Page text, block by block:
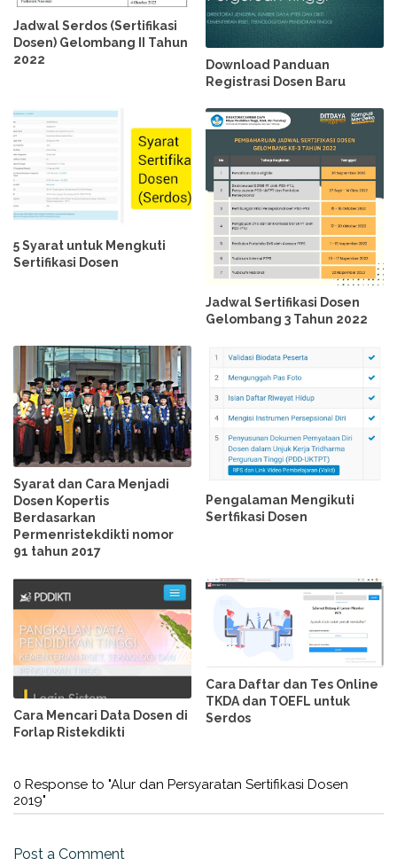
Jadwal Serdos (Sertifikasi
Dosen) Gelombang II Tahun
2022
Download Panduan
Registrasi Dosen Baru
5 Syarat untuk Mengkuti
Sertifikasi Dosen
Jadwal Sertifikasi Dosen
Gelombang 3 Tahun 2022
Syarat dan Cara Menjadi
Dosen Kopertis
Berdasarkan
Permenristekdikti nomor
91 tahun 2017
Pengalaman Mengikuti
Sertfikasi Dosen
Cara Mencari Data Dosen di
Forlap Ristekdikti
Cara Daftar dan Tes Online
TKDA dan TOEFL untuk
Serdos
0 Response to "Alur dan Persyaratan Sertifikasi Dosen
2019"
Post a Comment